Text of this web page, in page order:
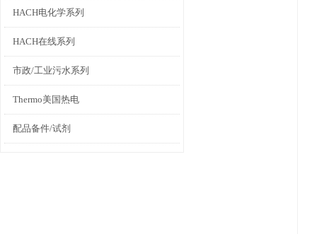
HACH电化学系列
HACH在线系列
市政/工业污水系列
Thermo美国热电
配品备件/试剂